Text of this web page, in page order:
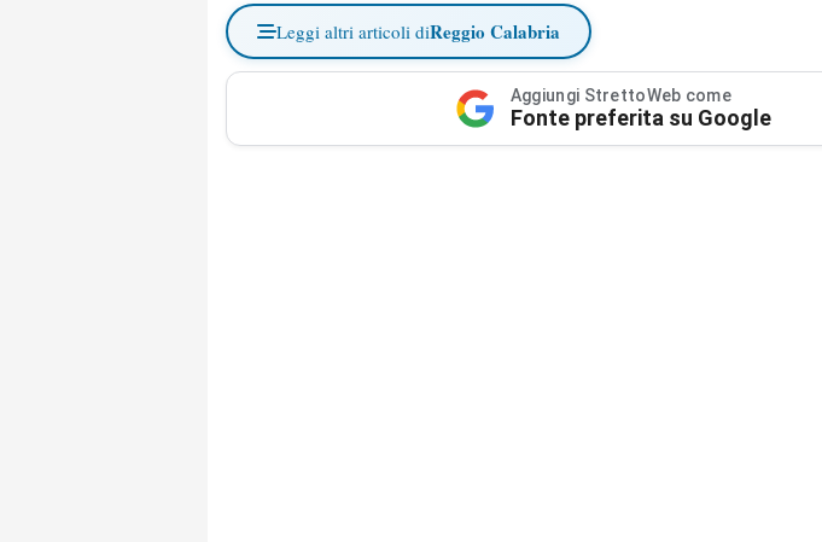
Leggi altri articoli diReggio Calabria
Aggiungi StrettoWeb come
Fonte preferita su Google